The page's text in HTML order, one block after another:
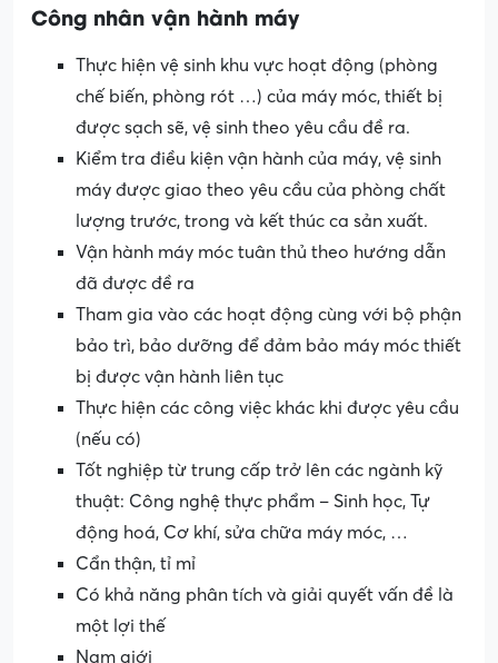
Công nhân vận hành máy
Thực hiện vệ sinh khu vực hoạt động (phòng
chế biến, phòng rót …) của máy móc, thiết bị
được sạch sẽ, vệ sinh theo yêu cầu đề ra.
Kiểm tra điều kiện vận hành của máy, vệ sinh
máy được giao theo yêu cầu của phòng chất
lượng trước, trong và kết thúc ca sản xuất.
Vận hành máy móc tuân thủ theo hướng dẫn
đã được đề ra
Tham gia vào các hoạt động cùng với bộ phận
bảo trì, bảo dưỡng để đảm bảo máy móc thiết
bị được vận hành liên tục
Thực hiện các công việc khác khi được yêu cầu
(nếu có)
Tốt nghiệp từ trung cấp trở lên các ngành kỹ
thuật: Công nghệ thực phẩm – Sinh học, Tự
động hoá, Cơ khí, sửa chữa máy móc, …
Cẩn thận, tỉ mỉ
Có khả năng phân tích và giải quyết vấn đề là
một lợi thế
Nam giới